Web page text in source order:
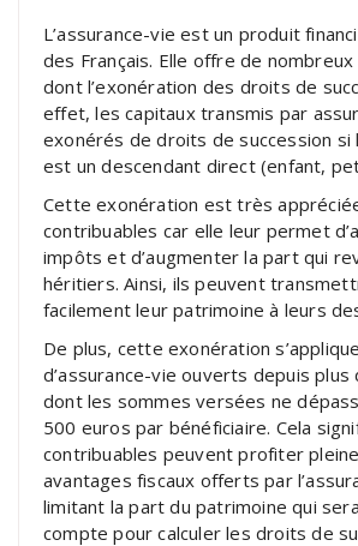
L’assurance-vie est un produit
des Français. Elle offre de
dont l’exonération des droits de
effet, les capitaux transmis par
exonérés de droits de succession si
est un descendant direct (enfant,
Cette exonération est très
contribuables car elle leur permet
impôts et d’augmenter la part qui
héritiers. Ainsi, ils peuvent
facilement leur patrimoine à leurs
De plus, cette exonération
d’assurance-vie ouverts depuis plus
dont les sommes versées ne
500 euros par bénéficiaire. Cela
contribuables peuvent profiter
avantages fiscaux offerts par
limitant la part du patrimoine qui
compte pour calculer les droits de